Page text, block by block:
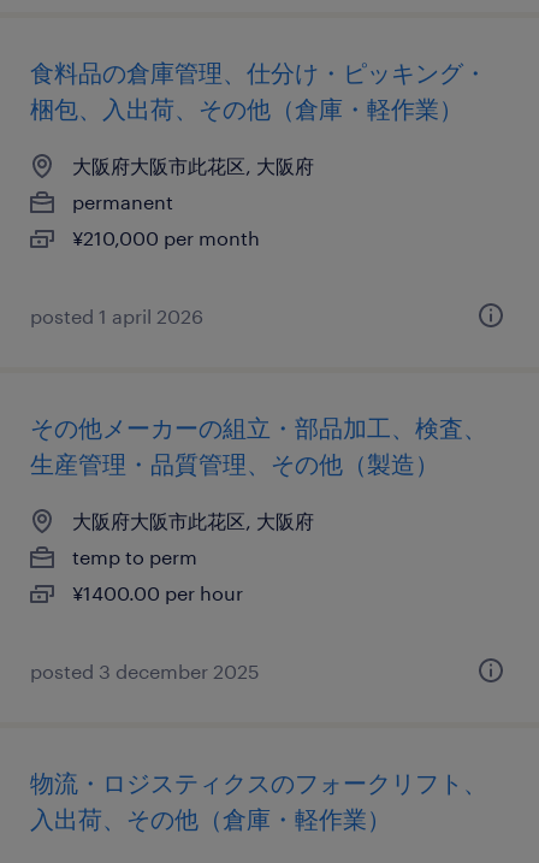
食料品の倉庫管理、仕分け・ピッキング・
梱包、入出荷、その他（倉庫・軽作業）
大阪府大阪市此花区, 大阪府
permanent
¥210,000 per month
posted 1 april 2026
その他メーカーの組立・部品加工、検査、
生産管理・品質管理、その他（製造）
大阪府大阪市此花区, 大阪府
temp to perm
¥1400.00 per hour
posted 3 december 2025
物流・ロジスティクスのフォークリフト、
入出荷、その他（倉庫・軽作業）